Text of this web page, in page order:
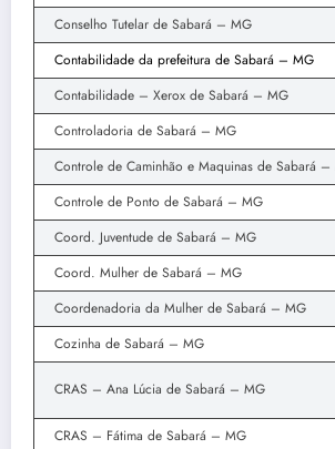
Conselho Tutelar de Sabará – MG
Contabilidade da prefeitura de Sabará – MG
Contabilidade – Xerox de Sabará – MG
Controladoria de Sabará – MG
Controle de Caminhão e Maquinas de Sabará –
Controle de Ponto de Sabará – MG
Coord. Juventude de Sabará – MG
Coord. Mulher de Sabará – MG
Coordenadoria da Mulher de Sabará – MG
Cozinha de Sabará – MG
CRAS – Ana Lúcia de Sabará – MG
CRAS – Fátima de Sabará – MG